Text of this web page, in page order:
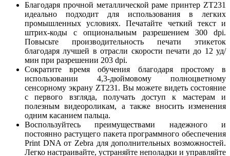
Благодаря прочной металлической раме принтер ZT231
идеально подходит для использования в легких
промышленных условиях. Печатайте четкий текст и
штрих-коды с опциональным разрешением 300 dpi.
Повысьте производительность печати этикеток
благодаря лучшей в отрасли скорости печати до 12 уд/
мин при разрешении 203 dpi.
Сократите время обучения благодаря простому в
использовании 4,3-дюймовому полноцветному
сенсорному экрану ZT231. Вы можете видеть состояние
с первого взгляда, получать доступ к мастерам и
полезным видеороликам, а также вносить изменения
одним касанием пальца.
Воспользуйтесь преимуществами надежного и
постоянно растущего пакета программного обеспечения
Print DNA от Zebra для дополнительных возможностей.
Легко настраивайте, устраняйте неполадки и управляйте